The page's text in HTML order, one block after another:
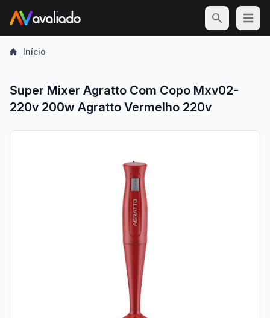
Open
Início
Super Mixer Agratto Com Copo Mxv02-
220v 200w Agratto Vermelho 220v